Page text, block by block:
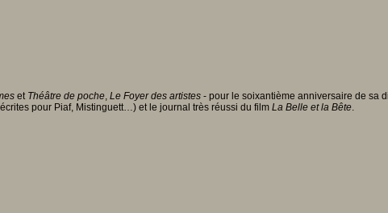
etThéâtre de poche, Le Foyer des artistes - pour le soixantième anniversaire de sa
pour Piaf, Mistinguett…) et le journal très réussi du film La Belle et la Bête.